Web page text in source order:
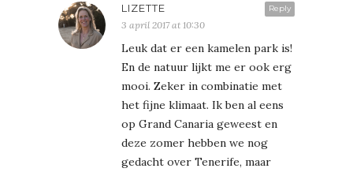
Reply
LIZETTE
3 april 2017 at 10:30
Leuk dat er een kamelen park is!
En de natuur lijkt me er ook erg
mooi. Zeker in combinatie met
het fijne klimaat. Ik ben al eens
op Grand Canaria geweest en
deze zomer hebben we nog
gedacht over Tenerife, maar